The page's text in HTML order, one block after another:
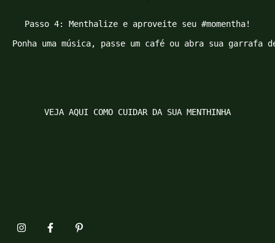
Passo 4: Menthalize e aproveite seu #momentha!
Ponha uma música, passe um café ou abra sua
VEJA AQUI COMO CUIDAR DA SUA MENTHINHA